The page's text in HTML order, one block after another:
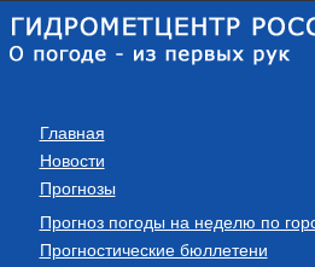
Главная
Новости
Прогнозы
Прогноз погоды на неделю по
Прогностические бюллетени